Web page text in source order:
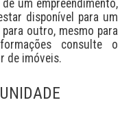
um empreendimento,
disponível para um
outro, mesmo para
consulte o
de imóveis.